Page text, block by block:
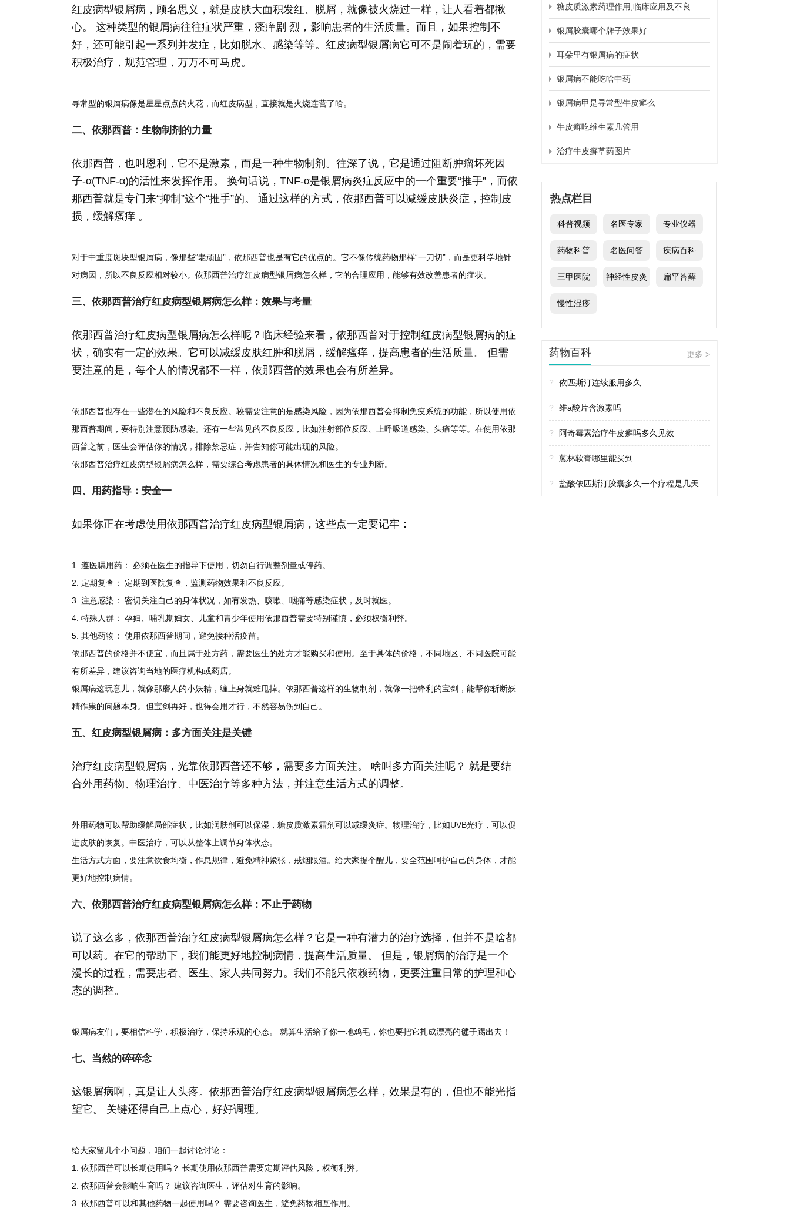
红皮病型银屑病，顾名思义，就是皮肤大面积发红、脱屑，就像被火烧过一样，让人看着都揪
心。 这种类型的银屑病往往症状严重，瘙痒剧 烈，影响患者的生活质量。而且，如果控制不
好，还可能引起一系列并发症，比如脱水、感染等等。红皮病型银屑病它可不是闹着玩的，需要
积极治疗，规范管理，万万不可马虎。
寻常型的银屑病像是星星点点的火花，而红皮病型，直接就是火烧连营了哈。
二、依那西普：生物制剂的力量
依那西普，也叫恩利，它不是激素，而是一种生物制剂。往深了说，它是通过阻断肿瘤坏死因
子-α(TNF-α)的活性来发挥作用。 换句话说，TNF-α是银屑病炎症反应中的一个重要“推手”，而依
那西普就是专门来“抑制”这个“推手”的。 通过这样的方式，依那西普可以减缓皮肤炎症，控制皮
损，缓解瘙痒 。
对于中重度斑块型银屑病，像那些“老顽固”，依那西普也是有它的优点的。它不像传统药物那样“一刀切”，而是更科学地针
对病因，所以不良反应相对较小。依那西普治疗红皮病型银屑病怎么样，它的合理应用，能够有效改善患者的症状。
三、依那西普治疗红皮病型银屑病怎么样：效果与考量
依那西普治疗红皮病型银屑病怎么样呢？临床经验来看，依那西普对于控制红皮病型银屑病的症
状，确实有一定的效果。它可以减缓皮肤红肿和脱屑，缓解瘙痒，提高患者的生活质量。 但需
要注意的是，每个人的情况都不一样，依那西普的效果也会有所差异。
依那西普也存在一些潜在的风险和不良反应。较需要注意的是感染风险，因为依那西普会抑制免疫系统的功能，所以使用依
那西普期间，要特别注意预防感染。还有一些常见的不良反应，比如注射部位反应、上呼吸道感染、头痛等等。在使用依那
西普之前，医生会评估你的情况，排除禁忌症，并告知你可能出现的风险。
依那西普治疗红皮病型银屑病怎么样，需要综合考虑患者的具体情况和医生的专业判断。
四、用药指导：安全一
如果你正在考虑使用依那西普治疗红皮病型银屑病，这些点一定要记牢：
1. 遵医嘱用药：
必须在医生的指导下使用，切勿自行调整剂量或停药。
2. 定期复查：
定期到医院复查，监测药物效果和不良反应。
3. 注意感染：
密切关注自己的身体状况，如有发热、咳嗽、咽痛等感染症状，及时就医。
4. 特殊人群：
孕妇、哺乳期妇女、儿童和青少年使用依那西普需要特别谨慎，必须权衡利弊。
5. 其他药物：
使用依那西普期间，避免接种活疫苗。
依那西普的价格并不便宜，而且属于处方药，需要医生的处方才能购买和使用。至于具体的价格，不同地区、不同医院可能
有所差异，建议咨询当地的医疗机构或药店。
银屑病这玩意儿，就像那磨人的小妖精，缠上身就难甩掉。依那西普这样的生物制剂，就像一把锋利的宝剑，能帮你斩断妖
精作祟的问题本身。但宝剑再好，也得会用才行，不然容易伤到自己。
五、红皮病型银屑病：多方面关注是关键
治疗红皮病型银屑病，光靠依那西普还不够，需要多方面关注。 啥叫多方面关注呢？ 就是要结
合外用药物、物理治疗、中医治疗等多种方法，并注意生活方式的调整。
外用药物可以帮助缓解局部症状，比如润肤剂可以保湿，糖皮质激素霜剂可以减缓炎症。物理治疗，比如UVB光疗，可以促
进皮肤的恢复。中医治疗，可以从整体上调节身体状态。
生活方式方面，要注意饮食均衡，作息规律，避免精神紧张，戒烟限酒。给大家提个醒儿，要全范围呵护自己的身体，才能
更好地控制病情。
六、依那西普治疗红皮病型银屑病怎么样：不止于药物
说了这么多，依那西普治疗红皮病型银屑病怎么样？它是一种有潜力的治疗选择，但并不是啥都
可以药。在它的帮助下，我们能更好地控制病情，提高生活质量。 但是，银屑病的治疗是一个
漫长的过程，需要患者、医生、家人共同努力。我们不能只依赖药物，更要注重日常的护理和心
态的调整。
银屑病友们，要相信科学，积极治疗，保持乐观的心态。 就算生活给了你一地鸡毛，你也要把它扎成漂亮的毽子踢出去！
七、当然的碎碎念
这银屑病啊，真是让人头疼。依那西普治疗红皮病型银屑病怎么样，效果是有的，但也不能光指
望它。 关键还得自己上点心，好好调理。
给大家留几个小问题，咱们一起讨论讨论：
1. 依那西普可以长期使用吗？ 长期使用依那西普需要定期评估风险，权衡利弊。
2. 依那西普会影响生育吗？ 建议咨询医生，评估对生育的影响。
3. 依那西普可以和其他药物一起使用吗？ 需要咨询医生，避免药物相互作用。
银屑胶囊哪个牌子效果好
耳朵里有银屑病的症状
银屑病不能吃啥中药
银屑病甲是寻常型牛皮癣么
牛皮癣吃维生素几管用
治疗牛皮癣草药图片
热点栏目
科普视频 名医专家 专业仪器
药物科普 名医问答 疾病百科
三甲医院 神经性皮炎 扁平苔藓
慢性湿疹
药物百科 更多 >
? 依匹斯汀连续服用多久
? 维a酸片含激素吗
? 阿奇霉素治疗牛皮癣吗多久见效
? 蒽林软膏哪里能买到
? 盐酸依匹斯汀胶囊多久一个疗程是几天